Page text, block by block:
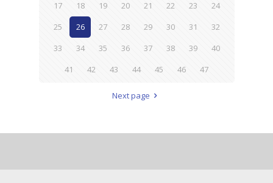
17
18 19 20 21 22 23
24
25
26 27 28 29 30 31
32
33
34 35 36 37 38 39
40
41
42 43 44 45 46 47
Next page